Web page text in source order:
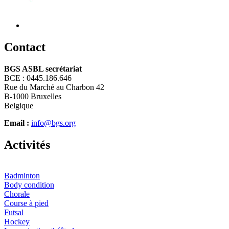
Contact
BGS ASBL secrétariat
BCE : 0445.186.646
Rue du Marché au Charbon 42
B-1000 Bruxelles
Belgique
Email : info@bgs.org
Activités
Badminton
Body condition
Chorale
Course à pied
Futsal
Hockey